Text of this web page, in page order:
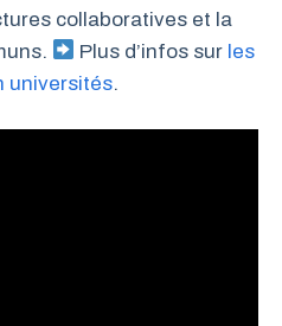
collaboratives et la
Plus d’infos sur les
universités.